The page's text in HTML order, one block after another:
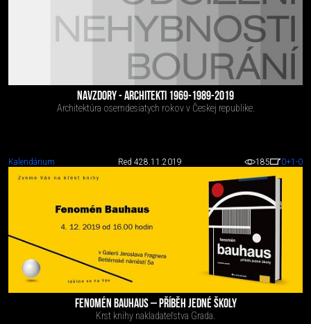
NAVZDORY - ARCHITEKTI 1969-1989-2019
Architektúra osemdesiatych rokov v Českej republike.
Kalendárium Red 428.11.2019 185 0+1 -0
FENOMÉN BAUHAUS – PŘÍBĚH JEDNÉ ŠKOLY
Krst knihy nakladateľstva Grada.